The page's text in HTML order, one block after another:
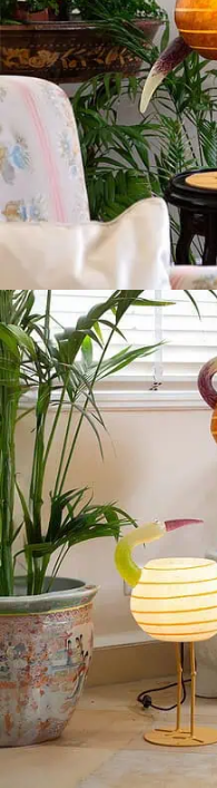
Anfrage senden
26 × 24 × 53 cm
Bernstein